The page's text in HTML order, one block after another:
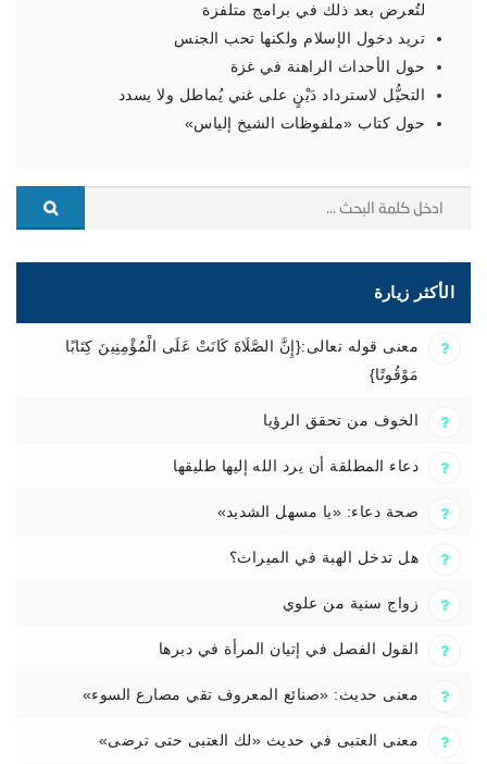
لتُعرض بعد ذلك في برامج متلفزة
تريد دخول الإسلام ولكنها تحب الجنس
حول الأحداث الراهنة في غزة
التحيُّل لاسترداد دَيْنٍ على غني يُماطل ولا يسدد
حول كتاب «ملفوظات الشيخ إلياس»
الأكثر زيارة
معنى قوله تعالى:{إِنَّ الصَّلَاةَ كَانَتْ عَلَى الْمُؤْمِنِينَ كِتَابًا
مَوْقُوتًا}
الخوف من تحقق الرؤيا
دعاء المطلقة أن يرد الله إليها طليقها
صحة دعاء: «يا مسهل الشديد»
هل تدخل الهبة في الميراث؟
زواج سنية من علوي
القول الفصل في إتيان المرأة في دبرها
معنى حديث: «صنائع المعروف تقي مصارع السوء»
معنى العتبى في حديث «لك العتبى حتى ترضى»